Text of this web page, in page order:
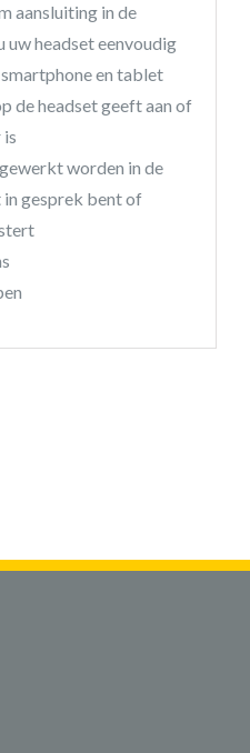
aansluiting in de
uw headset eenvoudig
en tablet
de headset geeft aan of
worden in de
gesprek bent of